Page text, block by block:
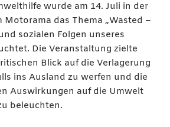
wurde am 14. Juli in der
das Thema „Wasted –
sozialen Folgen unseres
Die Veranstaltung zielte
Blick auf die Verlagerung
ins Ausland zu werfen und die
Auswirkungen auf die Umwelt
beleuchten.